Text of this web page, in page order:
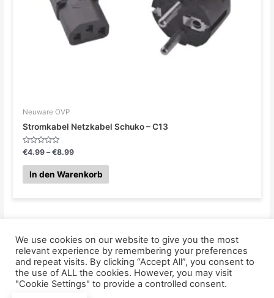
Neuware OVP
Stromkabel Netzkabel Schuko – C13
Bewertet
mit
0
von
€4.99 –€8.99
In den Warenkorb
AGB
Datenschutzerklärung
We use cookies on our website to give you the most
relevant experience by remembering your preferences
and repeat visits. By clicking “Accept All”, you consent to
the use of ALL the cookies. However, you may visit
"Cookie Settings" to provide a controlled consent.